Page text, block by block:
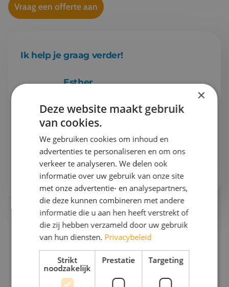
Vraag een offerte aan
Ik help je graag verder!
Esther
Gaan we samen aan de slag?
Bel mij op076 522 30 57
Of stuur mijeen e-mail
Onze reispartners
×
Deze website maakt gebruik
van cookies.
We gebruiken cookies om inhoud en
advertenties te personaliseren en om ons
verkeer te analyseren. We delen ook
informatie over uw gebruik van onze site
met onze advertentie- en analysepartners,
die deze kunnen combineren met andere
informatie die u aan hen heeft verstrekt of
die zij hebben verzameld door uw gebruik
van hun diensten. Privacybeleid
Strikt
noodzakelijk
Prestatie Targeting